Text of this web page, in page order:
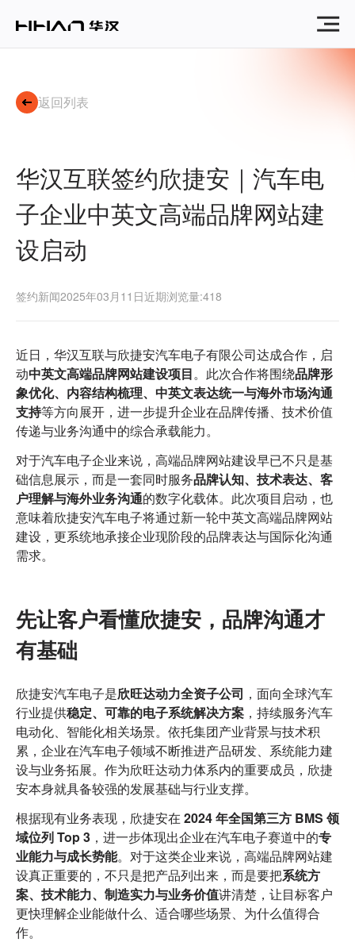
返回列表
华汉互联签约欣捷安｜汽车电
子企业中英文高端品牌网站建
设启动
签约新闻2025年03月11日近期浏览量:418
近日，华汉互联与欣捷安汽车电子有限公司达成合作，启
动中英文高端品牌网站建设项目。此次合作将围绕品牌形
象优化、内容结构梳理、中英文表达统一与海外市场沟通
支持等方向展开，进一步提升企业在品牌传播、技术价值
传递与业务沟通中的综合承载能力。
对于汽车电子企业来说，高端品牌网站建设早已不只是基
础信息展示，而是一套同时服务品牌认知、技术表达、客
户理解与海外业务沟通的数字化载体。此次项目启动，也
意味着欣捷安汽车电子将通过新一轮中英文高端品牌网站
建设，更系统地承接企业现阶段的品牌表达与国际化沟通
需求。
先让客户看懂欣捷安，品牌沟通才
有基础
欣捷安汽车电子是欣旺达动力全资子公司 ，面向全球汽车
行业提供稳定、可靠的电子系统解决方案 ，持续服务汽车
电动化、智能化相关场景。依托集团产业背景与技术积
累，企业在汽车电子领域不断推进产品研发、系统能力建
设与业务拓展。作为欣旺达动力体系内的重要成员，欣捷
安本身就具备较强的发展基础与行业支撑。
根据现有业务表现，欣捷安在 2024 年全国第三方 BMS 领
域位列 Top 3 ，进一步体现出企业在汽车电子赛道中的专
业能力与成长势能。对于这类企业来说，高端品牌网站建
设真正重要的，不只是把产品列出来，而是要把系统方
案、技术能力、制造实力与业务价值讲清楚，让目标客户
更快理解企业能做什么、适合哪些场景、为什么值得合
作。